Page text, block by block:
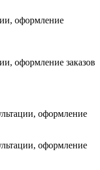
оформление
оформление заказов
оформление
оформление